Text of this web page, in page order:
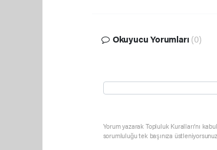
Okuyucu Yorumları (0)
Yorum yazarak Topluluk Kuralları’nı
sorumluluğu tek başınıza